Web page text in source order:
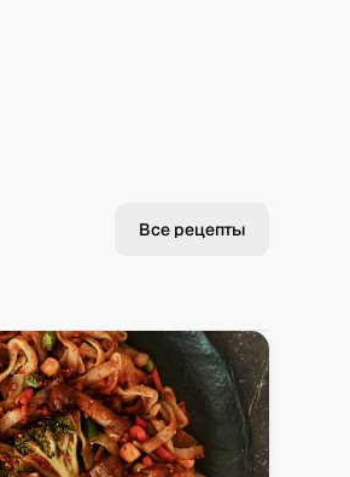
Все рецепты